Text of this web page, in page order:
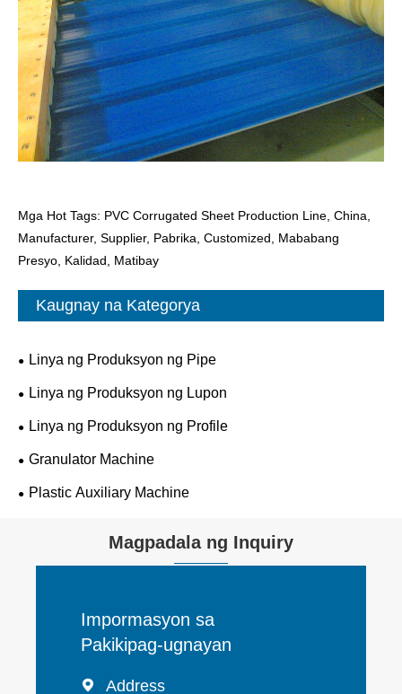
Mga Hot Tags: PVC Corrugated Sheet Production Line, China,
Manufacturer, Supplier, Pabrika, Customized, Mababang
Presyo, Kalidad, Matibay
Kaugnay na Kategorya
Linya ng Produksyon ng Pipe
Linya ng Produksyon ng Lupon
Linya ng Produksyon ng Profile
Granulator Machine
Plastic Auxiliary Machine
Magpadala ng Inquiry
Impormasyon sa
Pakikipag-ugnayan
 Address